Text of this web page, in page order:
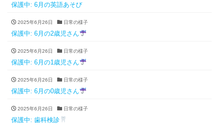
保護中: 6月の英語あそび
2025年6月26日 日常の様子
保護中: 6月の2歳児さん
2025年6月26日 日常の様子
保護中: 6月の1歳児さん
2025年6月26日 日常の様子
保護中: 6月の0歳児さん
2025年6月26日 日常の様子
保護中: 歯科検診